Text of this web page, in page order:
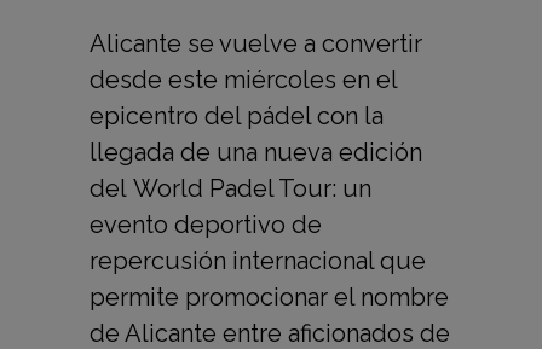
Alicante se vuelve a convertir
desde este miércoles en el
epicentro del pádel con la
llegada de una nueva edición
del World Padel Tour: un
evento deportivo de
repercusión internacional que
permite promocionar el nombre
de Alicante entre aficionados de